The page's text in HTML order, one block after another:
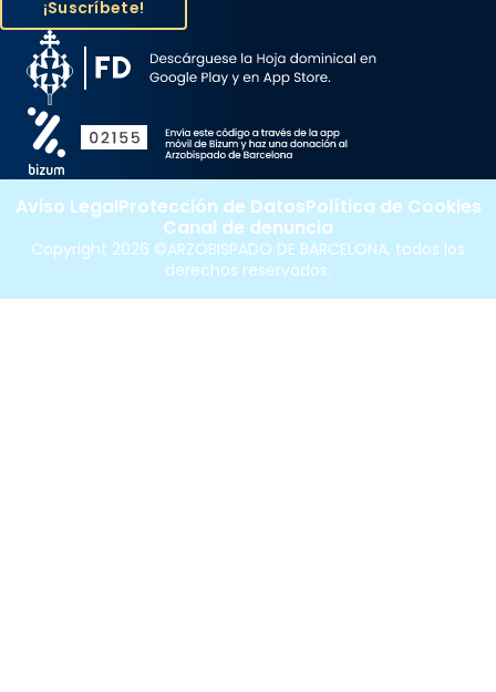
Copyright 2026 ©ARZOBISPADO DE BARCELONA, todos los
derechos reservados.
Aviso LegalProtección de DatosPolítica de Cookies
Canal de denuncia